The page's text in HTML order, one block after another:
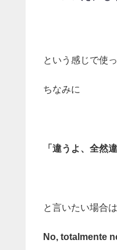
という感じで使
ちなみに
「違うよ、全然
と言いたい場合
No, totalmente